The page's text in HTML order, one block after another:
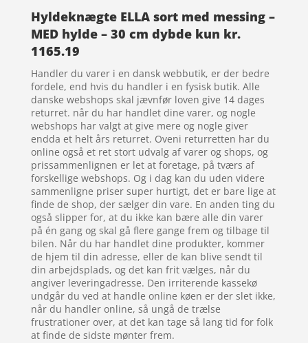
Hyldeknægte ELLA sort med messing –
MED hylde – 30 cm dybde kun kr.
1165.19
Handler du varer i en dansk webbutik, er der bedre
fordele, end hvis du handler i en fysisk butik. Alle
danske webshops skal jævnfør loven give 14 dages
returret. når du har handlet dine varer, og nogle
webshops har valgt at give mere og nogle giver
endda et helt års returret. Oveni returretten har du
online også et ret stort udvalg af varer og shops, og
prissammenlignen er let at foretage, på tværs af
forskellige webshops. Og i dag kan du uden videre
sammenligne priser super hurtigt, det er bare lige at
finde de shop, der sælger din vare. En anden ting du
også slipper for, at du ikke kan bære alle din varer
på én gang og skal gå flere gange frem og tilbage til
bilen. Når du har handlet dine produkter, kommer
de hjem til din adresse, eller de kan blive sendt til
din arbejdsplads, og det kan frit vælges, når du
angiver leveringadresse. Den irriterende kassekø
undgår du ved at handle online køen er der slet ikke,
når du handler online, så ungå de trælse
frustrationer over, at det kan tage så lang tid for folk
at finde de sidste mønter frem.